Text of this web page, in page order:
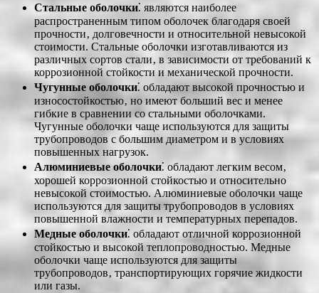
Стальные оболочки⁚ являются наиболее
распространенным типом оболочек благодаря своей
прочности‚ долговечности и относительной невысокой
стоимости. Стальные оболочки изготавливаются из
различных сортов стали‚ в зависимости от требований к
коррозионной стойкости и механической прочности.
Чугунные оболочки⁚ обладают высокой прочностью и
износостойкостью‚ но имеют больший вес и менее
гибкие в сравнении со стальными оболочками.
Чугунные оболочки чаще используются для защиты
трубопроводов с большим диаметром и в условиях
повышенных нагрузок.
Алюминиевые оболочки⁚ обладают легким весом‚
хорошей коррозионной стойкостью и относительно
невысокой стоимостью. Алюминиевые оболочки чаще
используются для защиты трубопроводов в условиях
повышенной влажности и температурных перепадов.
Медные оболочки⁚ обладают отличной коррозионной
стойкостью и высокой теплопроводностью. Медные
оболочки чаще используются для защиты
трубопроводов‚ транспортирующих горячие жидкости
или газы.